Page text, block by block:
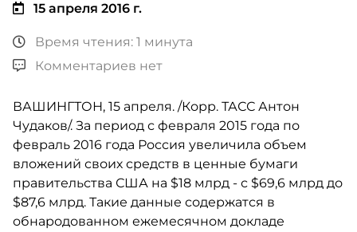
15 апреля 2016 г.
Время чтения: 1 минута
Комментариев нет
ВАШИНГТОН, 15 апреля. /Корр. ТАСС Антон
Чудаков/. За период с февраля 2015 года по
февраль 2016 года Россия увеличила объем
вложений своих средств в ценные бумаги
правительства США на $18 млрд - с $69,6 млрд до
$87,6 млрд. Такие данные содержатся в
обнародованном ежемесячном докладе